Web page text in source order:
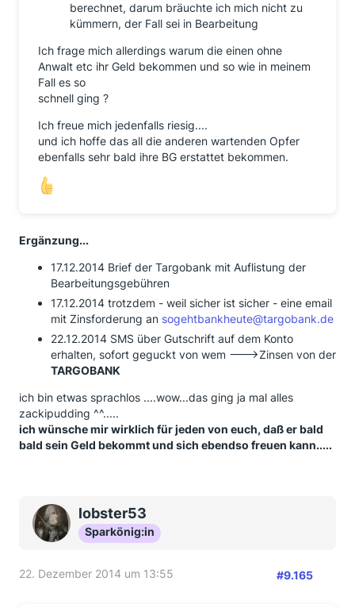
berechnet, darum bräuchte ich mich nicht zu
kümmern, der Fall sei in Bearbeitung
Ich frage mich allerdings warum die einen ohne
Anwalt etc ihr Geld bekommen und so wie in meinem
Fall es so
schnell ging ?
Ich freue mich jedenfalls riesig....
und ich hoffe das all die anderen wartenden Opfer
ebenfalls sehr bald ihre BG erstattet bekommen.
Ergänzung...
17.12.2014 Brief der Targobank mit Auflistung der
Bearbeitungsgebühren
17.12.2014 trotzdem - weil sicher ist sicher - eine email
mit Zinsforderung an sogehtbankheute@targobank.de
22.12.2014 SMS über Gutschrift auf dem Konto
erhalten, sofort geguckt von wem --->Zinsen von der
TARGOBANK
ich bin etwas sprachlos ....wow...das ging ja mal alles
zackipudding ^^.....
ich wünsche mir wirklich für jeden von euch, daß er bald
bald sein Geld bekommt und sich ebendso freuen kann.....
lobster53
Sparkönig:in
22. Dezember 2014 um 13:55 #9.165